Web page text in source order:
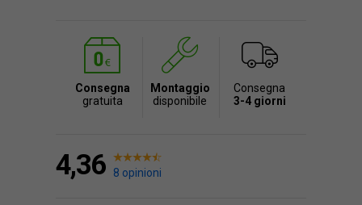
Consegna
gratuita
Montaggio
disponibile
Consegna
3-4 giorni
4,36 8 opinioni